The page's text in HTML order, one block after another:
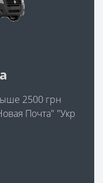
2500 грн
Почта" "Укр